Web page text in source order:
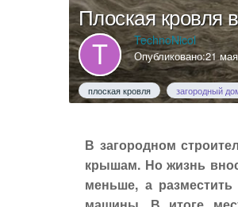
Плоская кровля
TechnoNicol
Опубликовано:21 мая
плоская кровля загородный
В загородном
крышам. Но жизнь
меньше, а